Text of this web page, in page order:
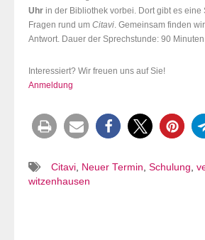
Uhr in der Bibliothek vorbei. Dort gibt es eine
Fragen rund um Citavi. Gemeinsam finden
Antwort. Dauer der Sprechstunde: 90
Interessiert? Wir freuen uns auf Sie!
Anmeldung
Citavi, Neuer Termin, Schulung,
witzenhausen